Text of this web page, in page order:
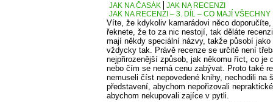
JAK NA ČASÁK
JAK NA RECENZI
JAK NA RECENZI – 3. DÍL – CO MAJÍ
Víte, že kdykoliv kamarádovi něco
řeknete, že to za nic nestojí, tak děláte
mají někdy speciální názvy, takže působí jako
vždycky tak. Právě recenze se určitě není
nejpřirozenější způsob, jak někomu říct, co je
nebo čím se nemá cenu zabývat. Proto také
nemuseli číst nepovedené knihy, nechodili na
představení, abychom nepořizovali
abychom nekupovali zajíce v pytli.